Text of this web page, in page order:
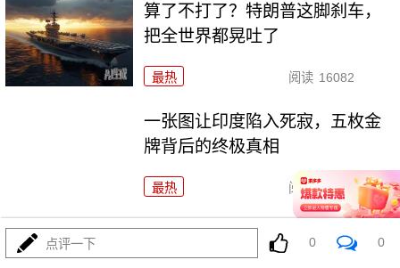
算了不打了？特朗普这脚刹车，
把全世界都晃吐了
最热 阅读 16082
一张图让印度陷入死寂，五枚金
牌背后的终极真相
最热 阅读 11147
上将一封信捅破天！美军五艘驱逐舰要盖三口锅！
点评一下 0 0